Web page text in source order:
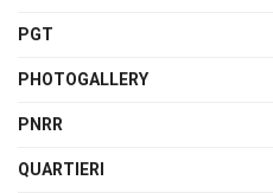
PGT
PHOTOGALLERY
PNRR
QUARTIERI